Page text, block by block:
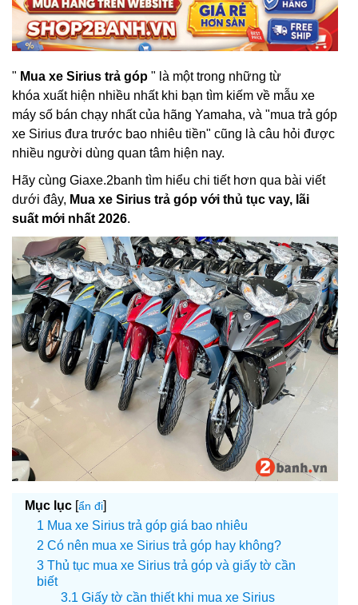
" Mua xe Sirius trả góp " là một trong những từ
khóa xuất hiện nhiều nhất khi bạn tìm kiếm về mẫu xe
máy số bán chạy nhất của hãng Yamaha, và "mua trả góp
xe Sirius đưa trước bao nhiêu tiền" cũng là câu hỏi được
nhiều người dùng quan tâm hiện nay.
Hãy cùng Giaxe.2banh tìm hiểu chi tiết hơn qua bài viết
dưới đây, Mua xe Sirius trả góp với thủ tục vay, lãi
suất mới nhất 2026.
Mục lục [ẩn đi]
Mua xe Sirius trả góp giá bao nhiêu
Có nên mua xe Sirius trả góp hay không?
Thủ tục mua xe Sirius trả góp và giấy tờ cần
biết
Giấy tờ cần thiết khi mua xe Sirius